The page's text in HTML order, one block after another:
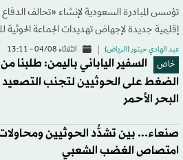
تؤسس المبادرة السعودية لإنشاء «تحالف
إقليمية جديدة لإجهاض تهديدات الجماعة الحوثية
عبد الهادي حبتور (الرياض) الثلاثاء 04/08 - 13:11
خاص
السفير الياباني باليمن: طلبنا من
الضغط على الحوثيين لتجنب
البحر الأحمر
صنعاء... بين تشدُّد الحوثيين
امتصاص الغضب الشعبي